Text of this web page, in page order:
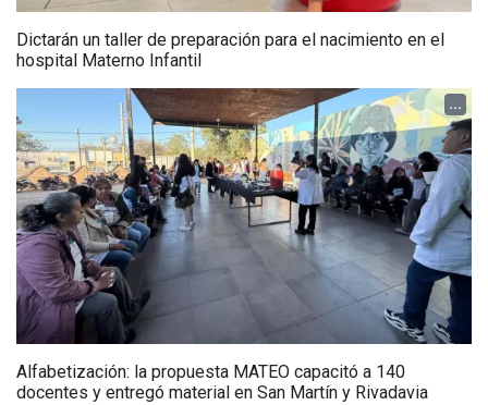
Dictarán un taller de preparación para el nacimiento en el
hospital Materno Infantil
...
Alfabetización: la propuesta MATEO capacitó a 140
docentes y entregó material en San Martín y Rivadavia